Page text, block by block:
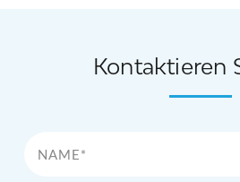
Kontaktieren